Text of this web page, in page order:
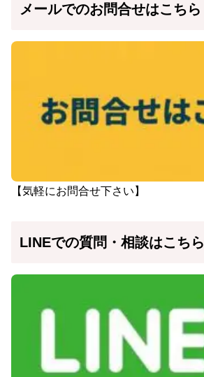
メールでのお問合せはこちら
【気軽にお問合せ下さい】
LINEでの質問・相談はこちら